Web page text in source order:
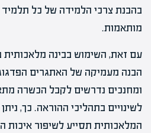
בהבנת צרכי הלמידה של כל תלמיד
מותאמות.
עם זאת, השימוש בבינה מלאכותית
הבנה מעמיקה של האתגרים
ומחנכים נדרשים לקבל הכשרה
לשינויים בתהליכי ההוראה. כך,
המלאכותית תסייע לשיפור איכות